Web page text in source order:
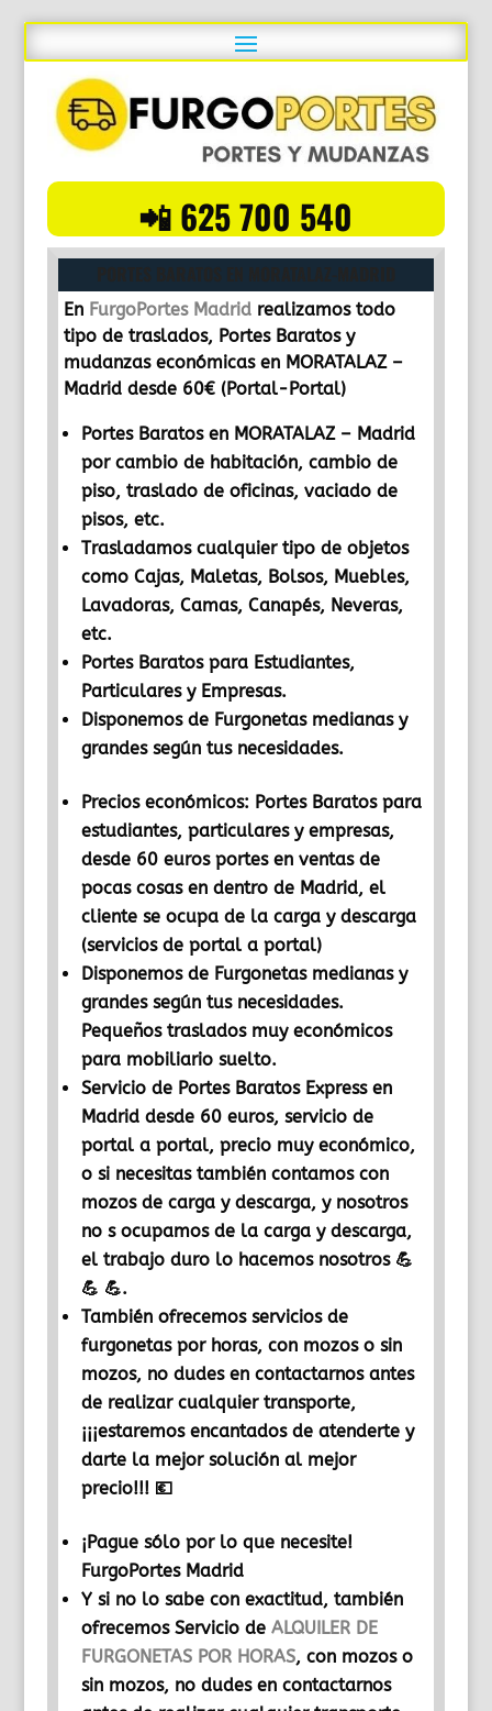
📲 625 700 540
PORTES BARATOS EN MORATALAZ-MADRID
En FurgoPortes Madridrealizamos todo
tipo de traslados, Portes Baratos y
mudanzas económicas en MORATALAZ –
Madrid desde 60€ (Portal-Portal)
Portes Baratos en MORATALAZ – Madrid
por cambio de habitación, cambio de
piso, traslado de oficinas, vaciado de
pisos, etc.
Trasladamos cualquier tipo de objetos
como Cajas, Maletas, Bolsos, Muebles,
Lavadoras, Camas, Canapés, Neveras,
etc.
Portes Baratos para Estudiantes,
Particulares y Empresas.
Disponemos de Furgonetas medianas y
grandes según tus necesidades.
Precios económicos: Portes Baratos para
estudiantes, particulares y empresas,
desde 60 euros portes en ventas de
pocas cosas en dentro de Madrid, el
cliente se ocupa de la carga y descarga
(servicios de portal a portal)
Disponemos de Furgonetas medianas y
grandes según tus necesidades.
Pequeños traslados muy económicos
para mobiliario suelto.
Servicio de Portes Baratos Express en
Madrid desde 60 euros, servicio de
portal a portal, precio muy económico,
o si necesitas también contamos con
mozos de carga y descarga, y nosotros
no s ocupamos de la carga y descarga,
el trabajo duro lo hacemos nosotros 💪
💪 💪.
También ofrecemos servicios de
furgonetas por horas, con mozos o sin
mozos, no dudes en contactarnos antes
de realizar cualquier transporte,
¡¡¡estaremos encantados de atenderte y
darte la mejor solución al mejor
precio!!! 💶
¡Pague sólo por lo que necesite!
FurgoPortes Madrid
Y si no lo sabe con exactitud, también
ofrecemos Servicio deALQUILER DE
FURGONETAS POR HORAS, con mozos o
sin mozos, no dudes en contactarnos